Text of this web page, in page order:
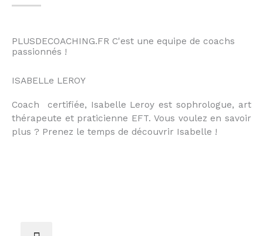
PLUSDECOACHING.FR C'est une equipe de coachs
passionnés !
ISABELLe LEROY
Coach certifiée, Isabelle Leroy est sophrologue, art
thérapeute et praticienne EFT. Vous voulez en savoir
plus ? Prenez le temps de découvrir Isabelle !